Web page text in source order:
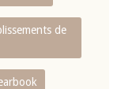
de